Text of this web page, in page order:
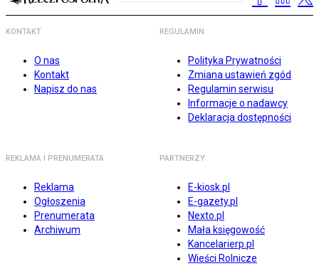
KONTAKT
O nas
Kontakt
Napisz do nas
REGULAMIN
Polityka Prywatności
Zmiana ustawień zgód
Regulamin serwisu
Informacje o nadawcy
Deklaracja dostępności
REKLAMA I PRENUMERATA
Reklama
Ogłoszenia
Prenumerata
Archiwum
PARTNERZY
E-kiosk.pl
E-gazety.pl
Nexto.pl
Mała księgowość
Kancelarierp.pl
Wieści Rolnicze